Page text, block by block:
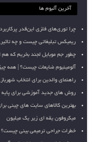
آخرین آلبوم ها
چرا توری‌های فلزی این‌قدر
ریمیکس تبلیغاتی چیست و چه
چطور جم موبایل لجند بخریم که
آلومینیوم ضایعات چیست؟ | همه
راهنمای والدین برای انتخاب
روش های جدید آموزشی برای
بهترین کالاهای سایت های چینی
میکروفون یقه ای زیر یک میلیون
خطرات جراحی ترمیمی بینی چیست؟